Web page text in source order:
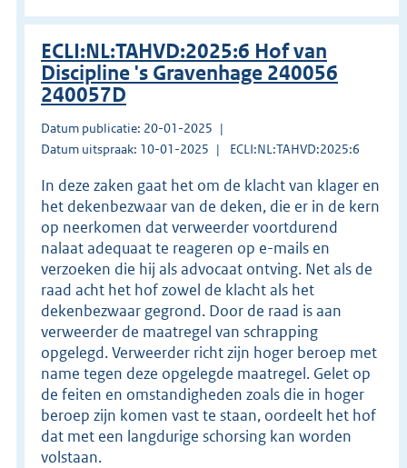
ECLI:NL:TAHVD:2025:6 Hof van
Discipline 's Gravenhage 240056
240057D
Datum publicatie: 20-01-2025
Datum uitspraak: 10-01-2025
ECLI:NL:TAHVD:2025:6
In deze zaken gaat het om de klacht van klager en
het dekenbezwaar van de deken, die er in de kern
op neerkomen dat verweerder voortdurend
nalaat adequaat te reageren op e-mails en
verzoeken die hij als advocaat ontving. Net als de
raad acht het hof zowel de klacht als het
dekenbezwaar gegrond. Door de raad is aan
verweerder de maatregel van schrapping
opgelegd. Verweerder richt zijn hoger beroep met
name tegen deze opgelegde maatregel. Gelet op
de feiten en omstandigheden zoals die in hoger
beroep zijn komen vast te staan, oordeelt het hof
dat met een langdurige schorsing kan worden
volstaan.